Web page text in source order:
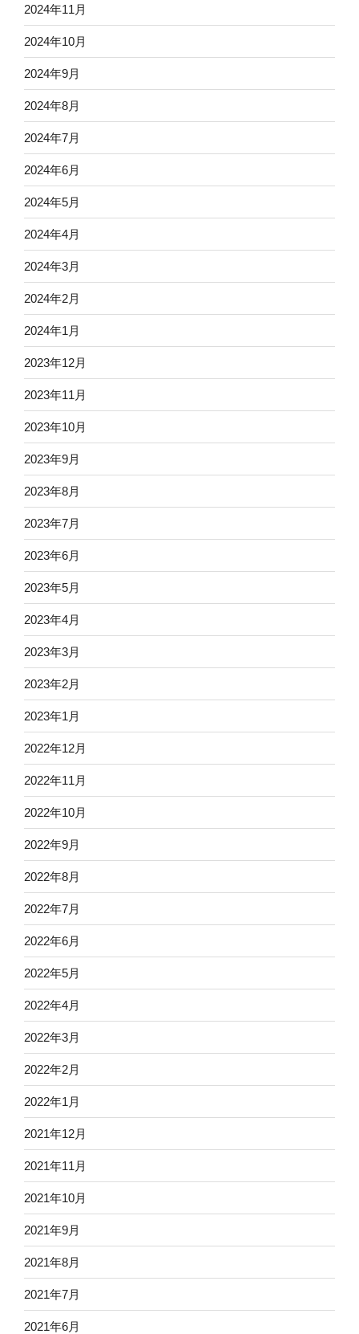
2024年11月
2024年10月
2024年9月
2024年8月
2024年7月
2024年6月
2024年5月
2024年4月
2024年3月
2024年2月
2024年1月
2023年12月
2023年11月
2023年10月
2023年9月
2023年8月
2023年7月
2023年6月
2023年5月
2023年4月
2023年3月
2023年2月
2023年1月
2022年12月
2022年11月
2022年10月
2022年9月
2022年8月
2022年7月
2022年6月
2022年5月
2022年4月
2022年3月
2022年2月
2022年1月
2021年12月
2021年11月
2021年10月
2021年9月
2021年8月
2021年7月
2021年6月